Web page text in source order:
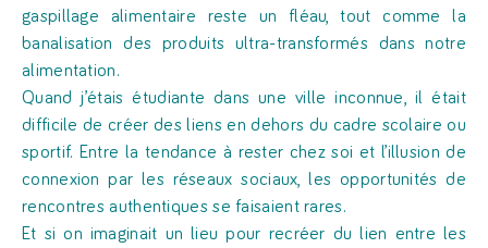
gaspillage alimentaire reste un fléau, tout comme la
banalisation des produits ultra-transformés dans notre
alimentation.
Quand j’étais étudiante dans une ville inconnue, il était
difficile de créer des liens en dehors du cadre scolaire ou
sportif. Entre la tendance à rester chez soi et l’illusion de
connexion par les réseaux sociaux, les opportunités de
rencontres authentiques se faisaient rares.
Et si on imaginait un lieu pour recréer du lien entre les